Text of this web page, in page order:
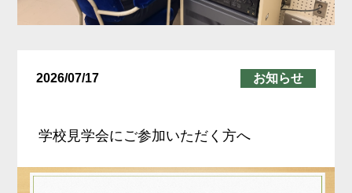
2026/07/17 お知らせ
学校見学会にご参加いただく方へ